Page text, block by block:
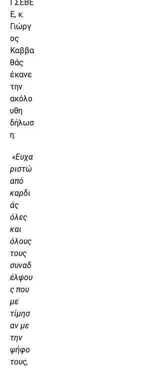
ΓΣΕΒΕ
Ε, κ.
Γιώργ
ος
Καββα
θάς
έκανε
την
ακόλο
υθη
δήλωσ
η:
«Ευχα
ριστώ
από
καρδι
άς
όλες
και
όλους
τους
συναδ
έλφου
ς που
με
τίμησ
αν με
την
ψήφο
τους,